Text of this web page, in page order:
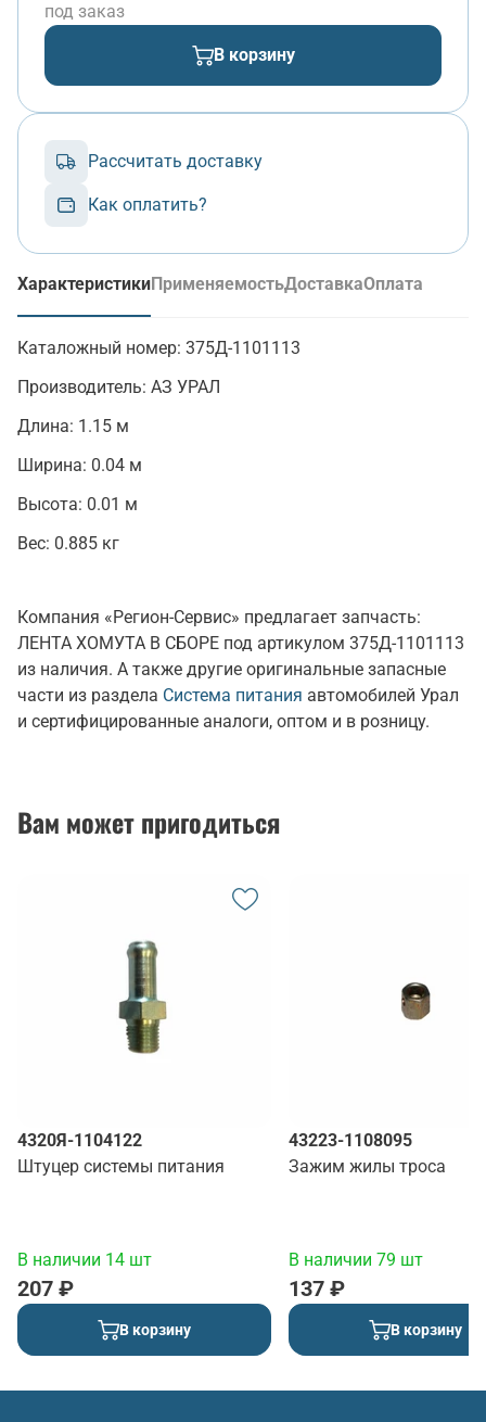
под заказ
В корзину
Рассчитать доставку
Как оплатить?
Характеристики
(активная вкладка)
ПрименяемостьДоставкаОплата
Каталожный номер: 375Д-1101113
Производитель: АЗ УРАЛ
Длина: 1.15 м
Ширина: 0.04 м
Высота: 0.01 м
Вес: 0.885 кг
Компания «Регион-Сервис» предлагает запчасть:
ЛЕНТА ХОМУТА В СБОРЕ под артикулом 375Д-1101113
из наличия. А также другие оригинальные запасные
части из раздела Система питания автомобилей Урал
и сертифицированные аналоги, оптом и в розницу.
Вам может пригодиться
4320Я-1104122
Штуцер системы питания
В наличии 14 шт
207 ₽
В корзину
43223-1108095
Зажим жилы троса
В наличии 79 шт
137 ₽
В корзину